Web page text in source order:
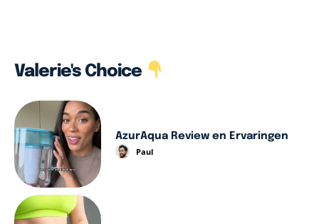
Valerie's Choice
AzurAqua Review en Ervaringen
Paul